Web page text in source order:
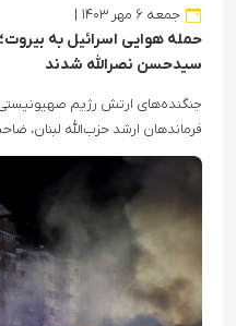
جمعه ۶ مهر ۱۴۰۳
حمله هوایی اسرائیل به
سیدحسن نصرالله شدند
جنگنده‌های ارتش رژیم
فرماندهان ارشد حزب‌الله لبنان،